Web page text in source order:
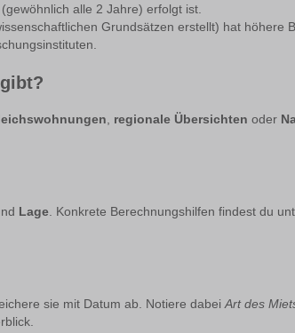
alle 2 Jahre) erfolgt ist.
Grundsätzen erstellt) hat höhere
regionale Übersichten oder
Lage . Konkrete Berechnungshilfen findest du
sie mit Datum ab. Notiere dabei Art des